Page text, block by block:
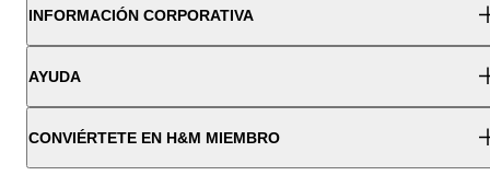
INFORMACIÓN CORPORATIVA
AYUDA
CONVIÉRTETE EN H&M MIEMBRO